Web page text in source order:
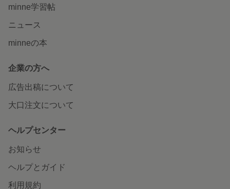
minne学習帖
ニュース
minneの本
企業の方へ
広告出稿について
大口注文について
ヘルプセンター
お知らせ
ヘルプとガイド
利用規約